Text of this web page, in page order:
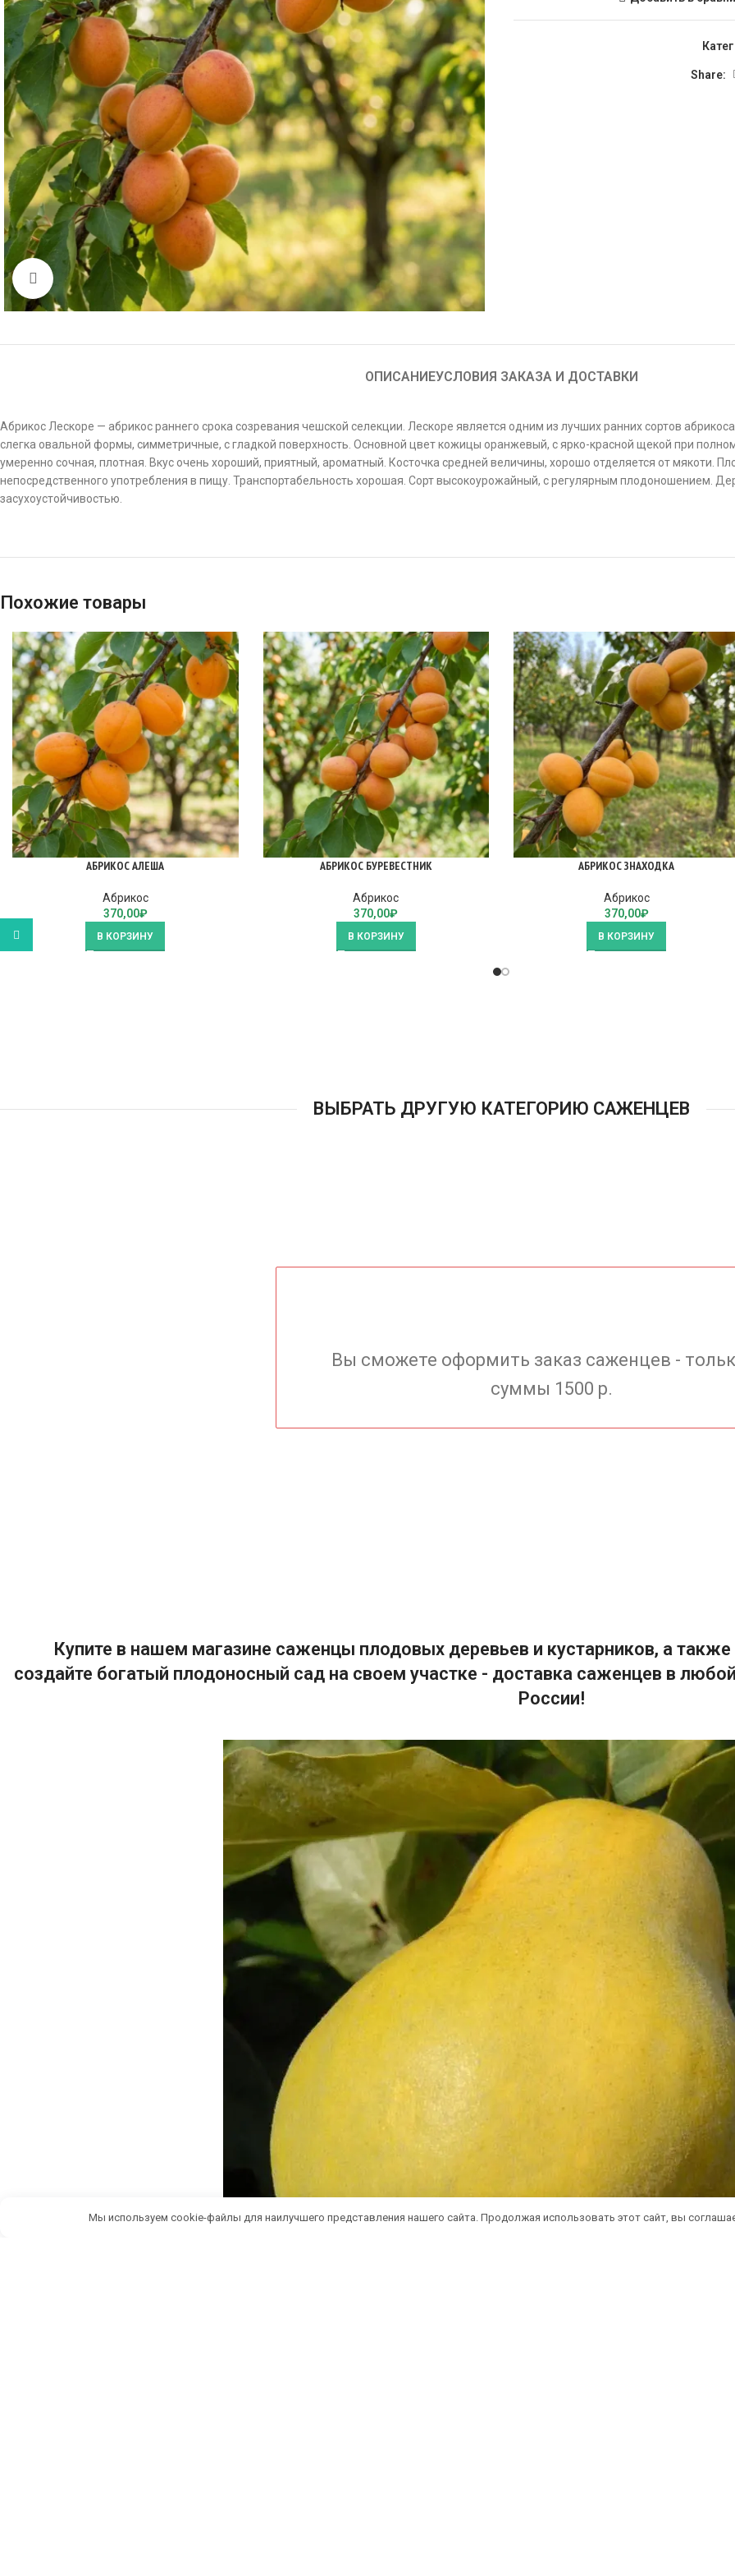
Click to enlarge
Share:
ОПИСАНИЕУСЛОВИЯ ЗАКАЗА И ДОСТАВКИ
Абрикос Лескоре — абрикос раннего срока созревания чешской селекции. Лескорe является одним из лучших ранних сортов
слегка овальной формы, симметричные, с гладкой поверхность. Основной цвет кожицы оранжевый, с ярко-красной щекой при
умеренно сочная, плотная. Вкус очень хороший, приятный, ароматный. Косточка средней величины, хорошо отделяется от мякоти.
непосредственного употребления в пищу. Транспортабельность хорошая. Сорт высокоурожайный, с регулярным плодоношением.
засухоустойчивостью.
Похожие товары
АБРИКОС АЛЕША
Абрикос
370,00₽
В КОРЗИНУ
АБРИКОС БУРЕВЕСТНИК
Абрикос
370,00₽
В КОРЗИНУ
АБРИКОС ЗНАХОДКА
Абрикос
370,00₽
В КОРЗИНУ
ВЫБРАТЬ ДРУГУЮ КАТЕГОРИЮ САЖЕНЦЕВ
Вы сможете оформить заказ саженцев -
суммы 1500 р.
Купите в нашем магазине саженцы плодовых деревьев и кустарников, а также
создайте богатый плодоносный сад на своем участке - доставка саженцев в
России!
Мы используем cookie-файлы для наилучшего представления нашего сайта. Продолжая использовать этот сайт, вы